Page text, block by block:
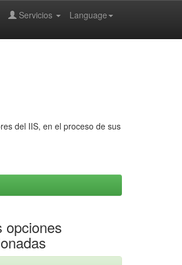
Language
Servicios
del IIS, en el proceso de sus
opciones